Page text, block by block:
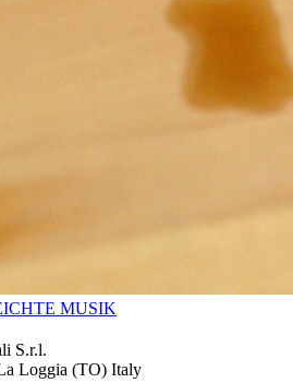
MUSIK
S.r.l.
Loggia (TO) Italy